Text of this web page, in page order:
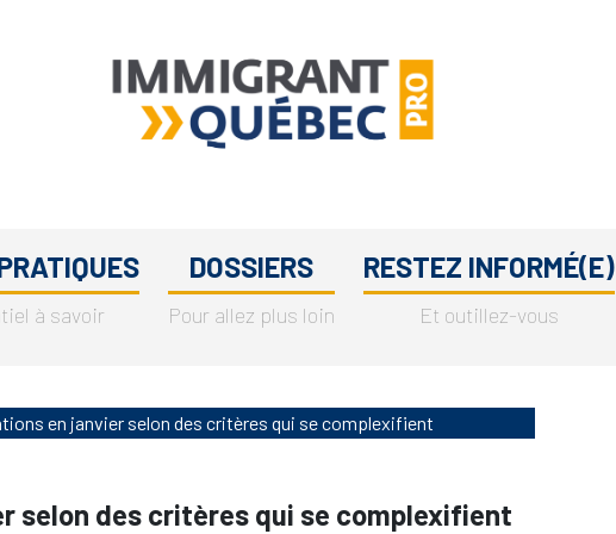
Québec
entre
à savoir
DOSSIERS
Pour allez plus loin
RESTEZ INFORMÉ(E)
Et outillez-vous
en janvier selon des critères qui se complexifient
selon des critères qui se complexifient